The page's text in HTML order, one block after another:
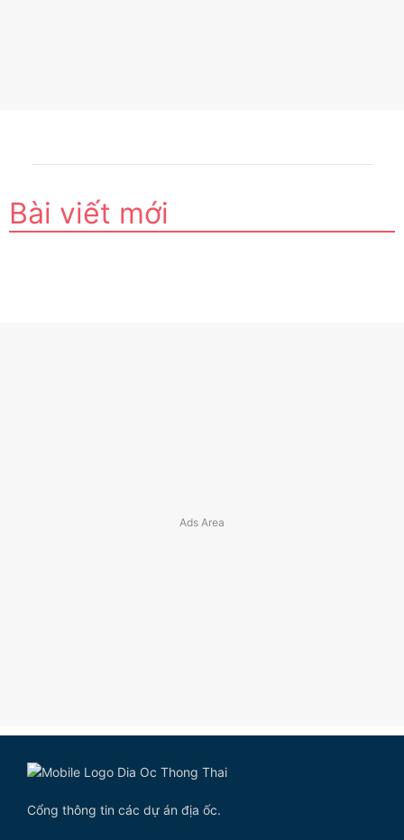
Bài viết mới
Cổng thông tin các dự án địa ốc.